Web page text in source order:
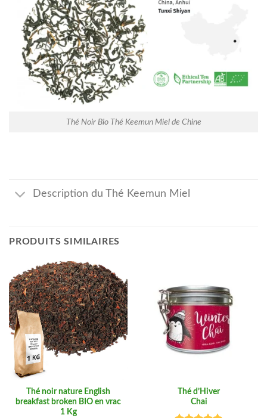
Thé Noir Bio Thé Keemun Miel de Chine
Description du Thé Keemun Miel
PRODUITS SIMILAIRES
Thé noir nature English
breakfast broken BIO en vrac
1 Kg
Thé d’Hiver
Chai